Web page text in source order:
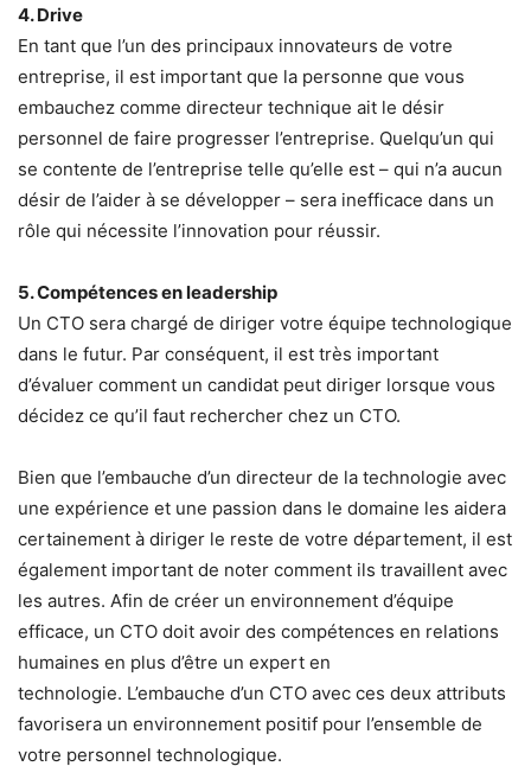
4. Drive
En tant que l’un des principaux innovateurs de votre
entreprise, il est important que la personne que vous
embauchez comme directeur technique ait le désir
personnel de faire progresser l’entreprise. Quelqu’un qui
se contente de l’entreprise telle qu’elle est – qui n’a aucun
désir de l’aider à se développer – sera inefficace dans un
rôle qui nécessite l’innovation pour réussir.
5. Compétences en leadership
Un CTO sera chargé de diriger votre équipe technologique
dans le futur. Par conséquent, il est très important
d’évaluer comment un candidat peut diriger lorsque vous
décidez ce qu’il faut rechercher chez un CTO.
Bien que l’embauche d’un directeur de la technologie avec
une expérience et une passion dans le domaine les aidera
certainement à diriger le reste de votre département, il est
également important de noter comment ils travaillent avec
les autres. Afin de créer un environnement d’équipe
efficace, un CTO doit avoir des compétences en relations
humaines en plus d’être un expert en
technologie. L’embauche d’un CTO avec ces deux attributs
favorisera un environnement positif pour l’ensemble de
votre personnel technologique.